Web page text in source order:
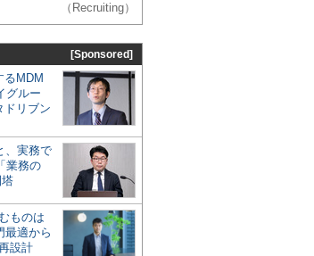
（Recruiting）
[Sponsored]
るMDM
グルー
ドリブン
、実務で
業務の
ものは
最適から
設計